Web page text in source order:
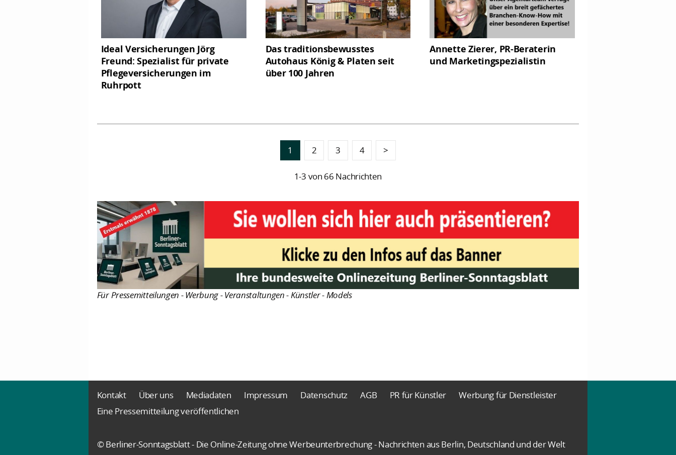
Ideal Versicherungen Jörg
Freund: Spezialist für private
Pflegeversicherungen im
Ruhrpott
Das traditionsbewusstes
Autohaus König & Platen seit
über 100 Jahren
Annette Zierer, PR-Beraterin
und Marketingspezialistin
1 2 3 4 >
1-3 von 66 Nachrichten
Für Pressemitteilungen - Werbung - Veranstaltungen - Künstler - Models
Kontakt Über uns Mediadaten Impressum Datenschutz AGB PR für Künstler
Werbung für Dienstleister
Eine Pressemitteilung veröffentlichen
© Berliner-Sonntagsblatt - Die Online-Zeitung ohne Werbeunterbrechung - Nachrichten aus Berlin, Deutschland und der Welt